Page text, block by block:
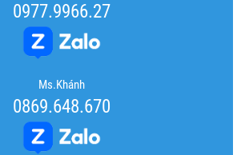
0977.9966.27
Ms.Khánh
0869.648.670